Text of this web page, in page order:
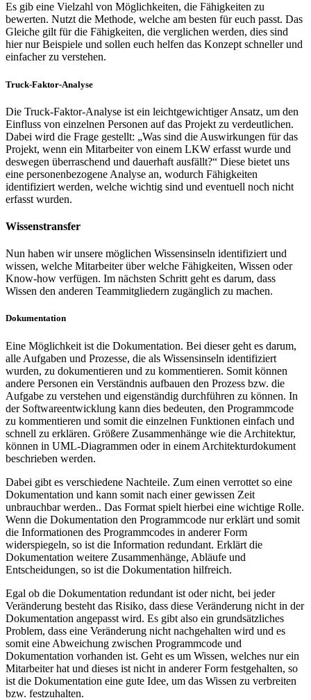
Es gib eine Vielzahl von Möglichkeiten, die Fähigkeiten zu
bewerten. Nutzt die Methode, welche am besten für euch passt. Das
Gleiche gilt für die Fähigkeiten, die verglichen werden, dies sind
hier nur Beispiele und sollen euch helfen das Konzept schneller und
einfacher zu verstehen.
Truck-Faktor-Analyse
Die Truck-Faktor-Analyse ist ein leichtgewichtiger Ansatz, um den
Einfluss von einzelnen Personen auf das Projekt zu verdeutlichen.
Dabei wird die Frage gestellt: „Was sind die Auswirkungen für das
Projekt, wenn ein Mitarbeiter von einem LKW erfasst wurde und
deswegen überraschend und dauerhaft ausfällt?“ Diese bietet uns
eine personenbezogene Analyse an, wodurch Fähigkeiten
identifiziert werden, welche wichtig sind und eventuell noch nicht
erfasst wurden.
Wissenstransfer
Nun haben wir unsere möglichen Wissensinseln identifiziert und
wissen, welche Mitarbeiter über welche Fähigkeiten, Wissen oder
Know-how verfügen. Im nächsten Schritt geht es darum, dass
Wissen den anderen Teammitgliedern zugänglich zu machen.
Dokumentation
Eine Möglichkeit ist die Dokumentation. Bei dieser geht es darum,
alle Aufgaben und Prozesse, die als Wissensinseln identifiziert
wurden, zu dokumentieren und zu kommentieren. Somit können
andere Personen ein Verständnis aufbauen den Prozess bzw. die
Aufgabe zu verstehen und eigenständig durchführen zu können. In
der Softwareentwicklung kann dies bedeuten, den Programmcode
zu kommentieren und somit die einzelnen Funktionen einfach und
schnell zu erklären. Größere Zusammenhänge wie die Architektur,
können in UML-Diagrammen oder in einem Architekturdokument
beschrieben werden.
Dabei gibt es verschiedene Nachteile. Zum einen verrottet so eine
Dokumentation und kann somit nach einer gewissen Zeit
unbrauchbar werden.. Das Format spielt hierbei eine wichtige Rolle.
Wenn die Dokumentation den Programmcode nur erklärt und somit
die Informationen des Programmcodes in anderer Form
widerspiegeln, so ist die Information redundant. Erklärt die
Dokumentation weitere Zusammenhänge, Abläufe und
Entscheidungen, so ist die Dokumentation hilfreich.
Egal ob die Dokumentation redundant ist oder nicht, bei jeder
Veränderung besteht das Risiko, dass diese Veränderung nicht in der
Dokumentation angepasst wird. Es gibt also ein grundsätzliches
Problem, dass eine Veränderung nicht nachgehalten wird und es
somit eine Abweichung zwischen Programmcode und
Dokumentation vorhanden ist. Geht es um Wissen, welches nur ein
Mitarbeiter hat und dieses ist nicht in anderer Form festgehalten, so
ist die Dokumentation eine gute Idee, um das Wissen zu verbreiten
bzw. festzuhalten.